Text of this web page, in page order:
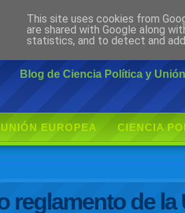
Blog de Ciencia Política y
UNIÓN EUROPEA CIENCIA
reglamento de
This site uses cookies from
are shared with Google along
statistics, and to detect and